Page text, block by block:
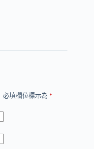
必填欄位標示為 *